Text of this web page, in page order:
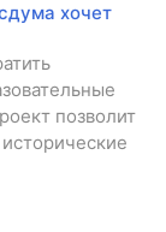
хочет
позволит